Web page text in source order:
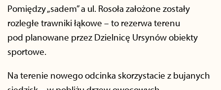
Pomiędzy „sadem” a ul. Rosoła założone zostały
rozległe trawniki łąkowe – to rezerwa terenu
pod planowane przez Dzielnicę Ursynów obiekty
sportowe.
Na terenie nowego odcinka skorzystacie z bujanych